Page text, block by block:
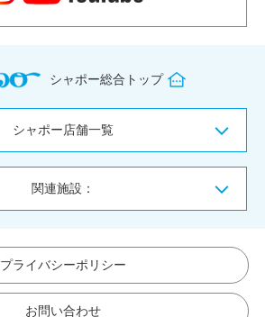
シャポー総合トップ
シャポー店舗一覧
関連施設：
プライバシーポリシー
お問い合わせ